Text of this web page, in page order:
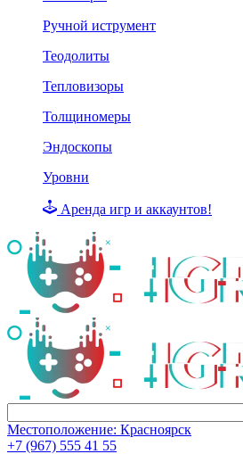
Ручной иструмент
Теодолиты
Тепловизоры
Толщиномеры
Эндоскопы
Уровни
Аренда игр и аккаунтов!
Местоположение: Красноярск
+7 (967) 555 41 55